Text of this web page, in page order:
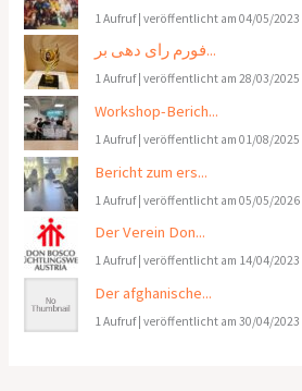
1 Aufruf|veröffentlicht am 04/05/2023
فورم رای دهی بر...
1 Aufruf|veröffentlicht am 28/03/2025
Workshop-Berich...
1 Aufruf|veröffentlicht am 01/08/2025
Bericht zum ers...
1 Aufruf|veröffentlicht am 05/05/2026
Der Verein Don...
1 Aufruf|veröffentlicht am 14/04/2023
Der afghanische...
1 Aufruf|veröffentlicht am 30/04/2023